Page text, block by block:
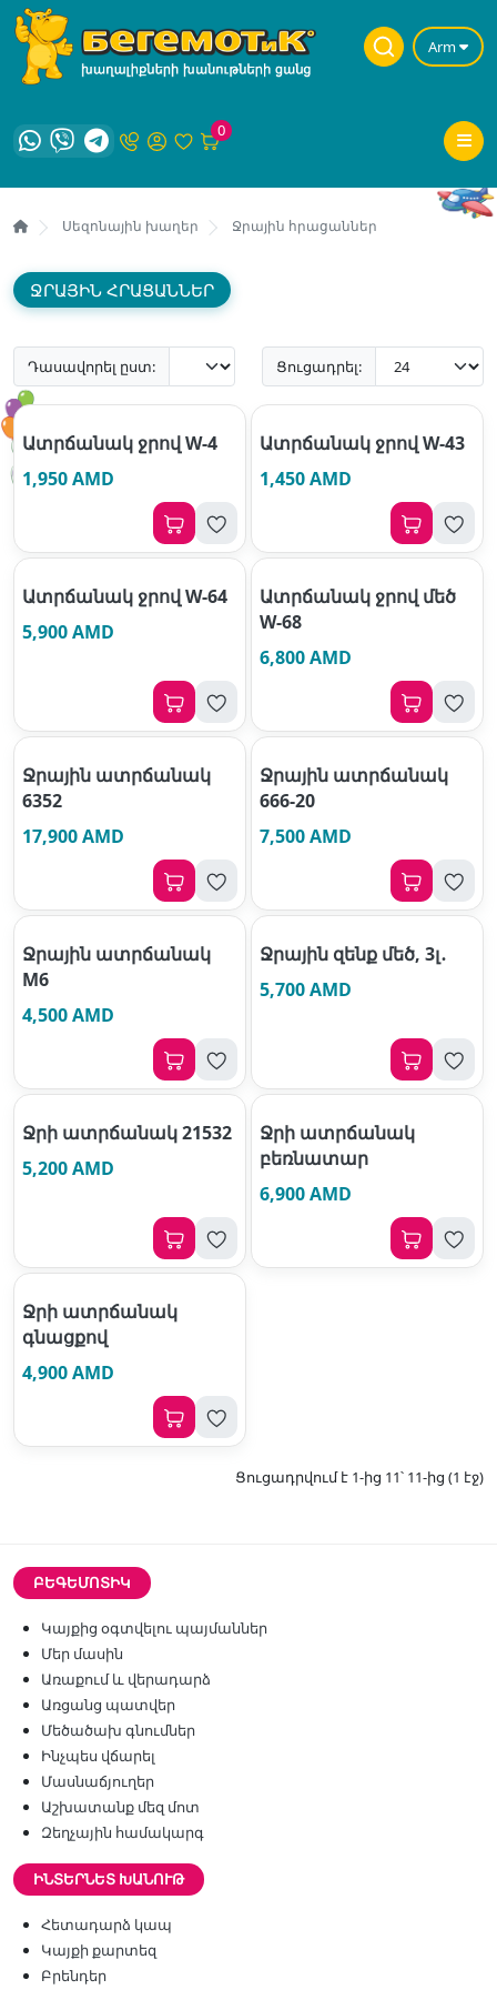
Arm
0
Սեզոնային խաղեր Ջրային հրացաններ
ՋՐԱՅԻՆ ՀՐԱՑԱՆՆԵՐ
Դասավորել ըստ: Ցուցադրել:
Ատրճանակ ջրով W-4
1,950 AMD
Ատրճանակ ջրով W-43
1,450 AMD
Ատրճանակ ջրով W-64
5,900 AMD
Ատրճանակ ջրով մեծ
W-68
6,800 AMD
Ջրային ատրճանակ
6352
17,900 AMD
Ջրային ատրճանակ
666-20
7,500 AMD
Ջրային ատրճանակ
M6
4,500 AMD
Ջրային զենք մեծ, 3լ․
5,700 AMD
Ջրի ատրճանակ 21532
5,200 AMD
Ջրի ատրճանակ
բեռնատար
6,900 AMD
Ջրի ատրճանակ
գնացքով
4,900 AMD
Ցուցադրվում է 1-ից 11՝ 11-ից (1 էջ)
ԲԵԳԵՄՈՏԻԿ
Կայքից օգտվելու պայմաններ
Մեր մասին
Առաքում և վերադարձ
Առցանց պատվեր
Մեծածախ գնումներ
Ինչպես վճարել
Մասնաճյուղեր
Աշխատանք մեզ մոտ
Զեղչային համակարգ
ԻՆՏԵՐՆԵՏ ԽԱՆՈՒԹ
Հետադարձ կապ
Կայքի քարտեզ
Բրենդեր